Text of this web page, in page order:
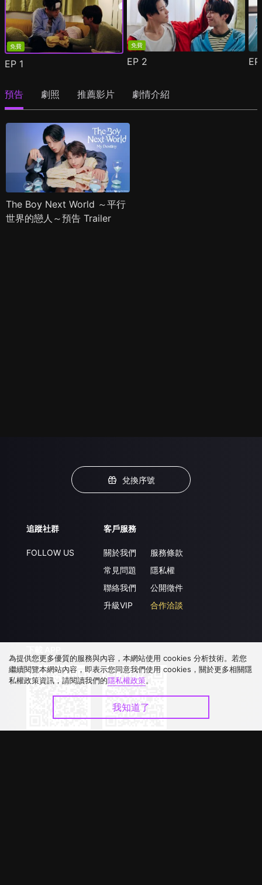
免費
EP 1
免費
EP 2
預告 劇照 推薦影片 劇情介紹
The Boy Next World ～平行
世界的戀人～預告 Trailer
兌換序號
追蹤社群
FOLLOW US
客戶服務
關於我們
常見問題
聯絡我們
升級VIP
服務條款
隱私權
公開徵件
合作洽談
為提供您更多優質的服務與內容，本網站使用 cookies 分析技術。若您
繼續閱覽本網站內容，即表示您同意我們使用 cookies，關於更多相關隱
私權政策資訊，請閱讀我們的隱私權政策。
我知道了